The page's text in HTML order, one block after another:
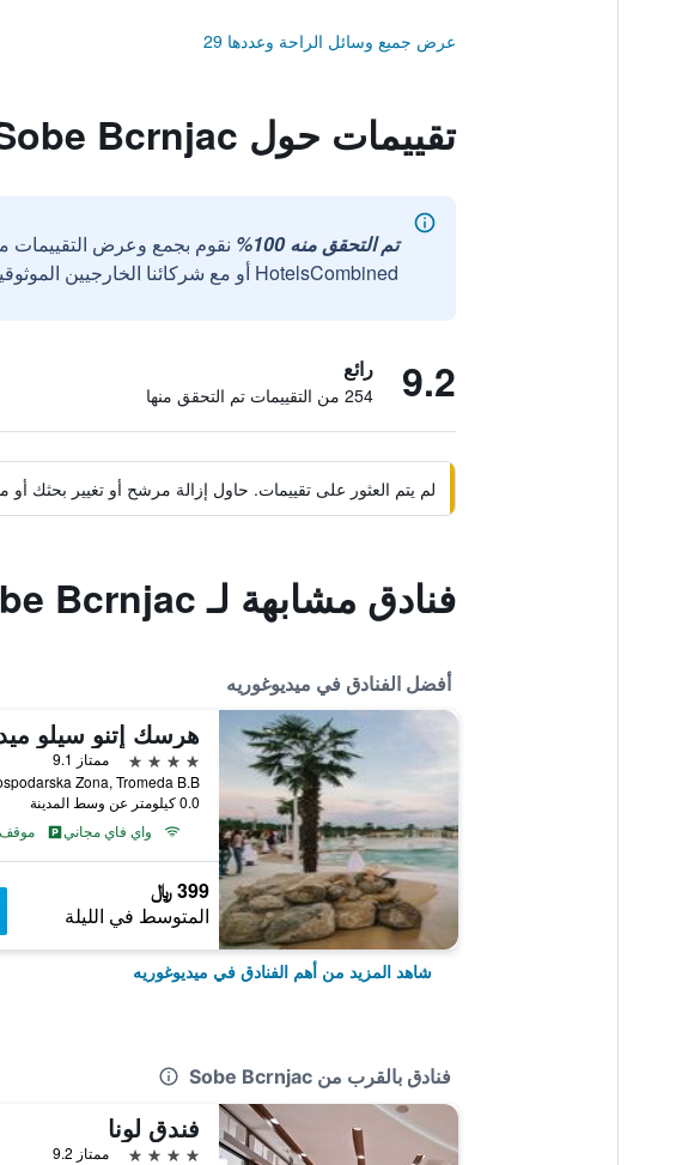
عرض جميع وسائل الراحة وعددها 29
تقييمات حول Sobe Bcrnjac
تم التحقق منه 100%
نقوم بجمع وعرض التقييمات
HotelsCombined أو مع شركائنا الخارجيين الموثوقين.
9.2 رائع
254 من التقييمات تم التحقق منها
لم يتم العثور على تقييمات. حاول إزالة مرشح أو تغيير بحثك
فنادق مشابهة لـ Sobe Bcrnjac
أفضل الفنادق في ميديوغوريه
هرسك إتنو سيلو
4 نجوم
ممتاز 9.1
0.0 كيلومتر عن وسط المدينة
واي فاي مجاني
موقف
399 ﷼
المتوسط في الليلة
شاهد المزيد من أهم الفنادق في ميديوغوريه
فنادق بالقرب من Sobe Bcrnjac
فندق لونا
4 نجوم
ممتاز 9.2